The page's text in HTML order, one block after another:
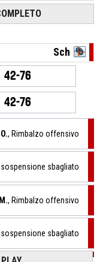
Sch
42-76
42-76
, Rimbalzo offensivo
sospensione sbagliato
, Rimbalzo offensivo
sospensione sbagliato